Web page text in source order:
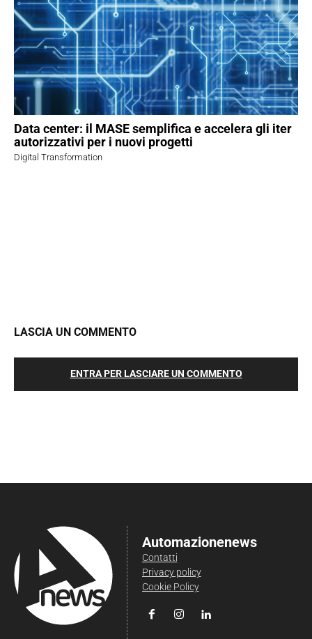
Data center: il MASE semplifica e accelera gli iter
autorizzativi per i nuovi progetti
Digital Transformation
LASCIA UN COMMENTO
ENTRA PER LASCIARE UN COMMENTO
Automazionenews
Contatti
Privacy policy
Cookie Policy